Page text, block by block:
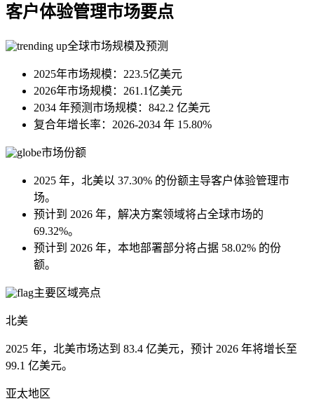
客户体验管理市场要点
全球市场规模及预测
2025年市场规模：223.5亿美元
2026年市场规模：261.1亿美元
2034 年预测市场规模：842.2 亿美元
复合年增长率：2026-2034 年 15.80%
市场份额
2025 年，北美以 37.30% 的份额主导客户体验管理市
场。
预计到 2026 年，解决方案领域将占全球市场的
69.32%。
预计到 2026 年，本地部署部分将占据 58.02% 的份
额。
主要区域亮点
北美
2025 年，北美市场达到 83.4 亿美元，预计 2026 年将增长至
99.1 亿美元。
亚太地区